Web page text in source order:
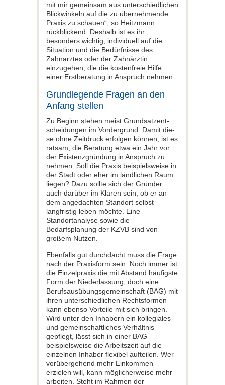
mit mir gemeinsam aus unterschiedlichen
Blick­winkeln auf die zu übernehmende
Praxis zu schauen“, so Heitzmann
rückblickend. Deshalb ist es ihr
besonders wichtig, indi­viduell auf die
Situation und die Bedürf­nisse des
Zahnarztes oder der Zahnärztin
einzugehen, die die kostenfreie Hilfe
einer Erstberatung in Anspruch nehmen.
Grundlegende Fragen an den
Anfang stellen
Zu Beginn stehen meist Grundsatzent­
scheidungen im Vordergrund. Damit die­
se ohne Zeitdruck erfolgen können, ist es
ratsam, die Beratung etwa ein Jahr vor
der Existenzgründung in Anspruch zu
nehmen. Soll die Praxis beispielsweise in
der Stadt oder eher im ländlichen Raum
liegen? Dazu sollte sich der Gründer
auch darüber im Klaren sein, ob er an
dem an­gedachten Standort selbst
langfristig le­ben möchte. Eine
Standortanalyse sowie die
Bedarfsplanung der KZVB sind von
großem Nutzen.
Ebenfalls gut durchdacht muss die Frage
nach der Praxisform sein. Noch immer ist
die Einzelpraxis die mit Abstand häufigste
Form der Niederlassung, doch eine
Berufs­ausübungsgemeinschaft (BAG) mit
ihren unterschiedlichen Rechtsformen
kann ebenso Vorteile mit sich bringen.
Wird unter den Inhabern ein kollegiales
und gemeinschaftliches Verhältnis
gepflegt, lässt sich in einer BAG
beispielsweise die Arbeitszeit auf die
einzelnen Inhaber fle­xibel aufteilen. Wer
vorübergehend mehr Einkommen
erzielen will, kann möglicher­weise mehr
arbeiten. Steht im Rahmen der